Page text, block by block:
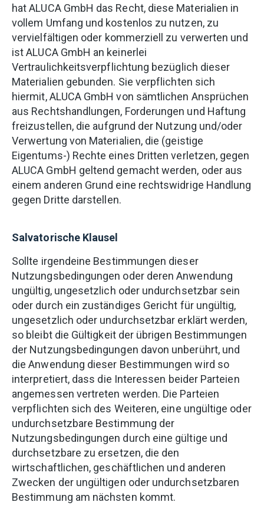
hat ALUCA GmbH das Recht, diese Materialien in
vollem Umfang und kostenlos zu nutzen, zu
vervielfältigen oder kommerziell zu verwerten und
ist ALUCA GmbH an keinerlei
Vertraulichkeitsverpflichtung bezüglich dieser
Materialien gebunden. Sie verpflichten sich
hiermit, ALUCA GmbH von sämtlichen Ansprüchen
aus Rechtshandlungen, Forderungen und Haftung
freizustellen, die aufgrund der Nutzung und/oder
Verwertung von Materialien, die (geistige
Eigentums-) Rechte eines Dritten verletzen, gegen
ALUCA GmbH geltend gemacht werden, oder aus
einem anderen Grund eine rechtswidrige Handlung
gegen Dritte darstellen.
Salvatorische Klausel
Sollte irgendeine Bestimmungen dieser
Nutzungsbedingungen oder deren Anwendung
ungültig, ungesetzlich oder undurchsetzbar sein
oder durch ein zuständiges Gericht für ungültig,
ungesetzlich oder undurchsetzbar erklärt werden,
so bleibt die Gültigkeit der übrigen Bestimmungen
der Nutzungsbedingungen davon unberührt, und
die Anwendung dieser Bestimmungen wird so
interpretiert, dass die Interessen beider Parteien
angemessen vertreten werden. Die Parteien
verpflichten sich des Weiteren, eine ungültige oder
undurchsetzbare Bestimmung der
Nutzungsbedingungen durch eine gültige und
durchsetzbare zu ersetzen, die den
wirtschaftlichen, geschäftlichen und anderen
Zwecken der ungültigen oder undurchsetzbaren
Bestimmung am nächsten kommt.